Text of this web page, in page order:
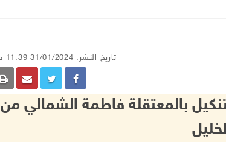
تاريخ النشر: 31/01/2024 11:39 ص
بالمعتقلة فاطمة الشمالي من